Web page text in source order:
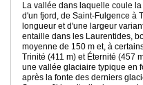
La vallée dans laquelle coule
d'un fjord, de Saint-Fulgence à
longueur et d'une largeur
entaille dans les Laurentides,
moyenne de 150 m et, à
Trinité (411 m) et Éternité (457
une vallée glaciaire typique en
après la fonte des derniers